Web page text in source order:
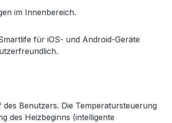
im Innenbereich.
für iOS- und Android-Geräte
Benutzers. Die Temperatursteuerung
des Heizbeginns (intelligente